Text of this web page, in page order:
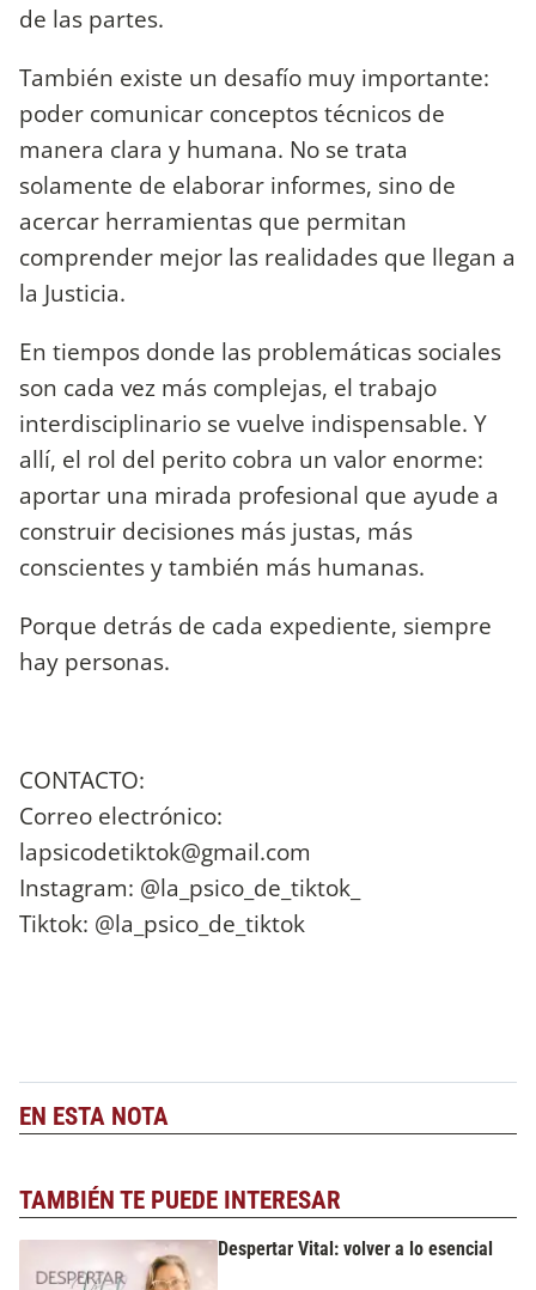
de las partes.
También existe un desafío muy importante:
poder comunicar conceptos técnicos de
manera clara y humana. No se trata
solamente de elaborar informes, sino de
acercar herramientas que permitan
comprender mejor las realidades que llegan a
la Justicia.
En tiempos donde las problemáticas sociales
son cada vez más complejas, el trabajo
interdisciplinario se vuelve indispensable. Y
allí, el rol del perito cobra un valor enorme:
aportar una mirada profesional que ayude a
construir decisiones más justas, más
conscientes y también más humanas.
Porque detrás de cada expediente, siempre
hay personas.
CONTACTO:
Correo electrónico:
lapsicodetiktok@gmail.com
Instagram: @la_psico_de_tiktok_
Tiktok: @la_psico_de_tiktok
EN ESTA NOTA
TAMBIÉN TE PUEDE INTERESAR
Despertar Vital: volver a lo esencial